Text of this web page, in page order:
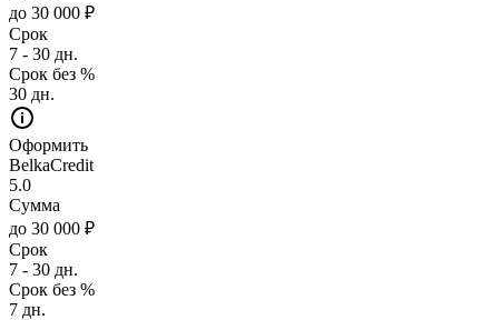
до 30 000 ₽
Срок
7 - 30 дн.
Срок без %
30 дн.
Оформить
BelkaCredit
5.0
Сумма
до 30 000 ₽
Срок
7 - 30 дн.
Срок без %
7 дн.